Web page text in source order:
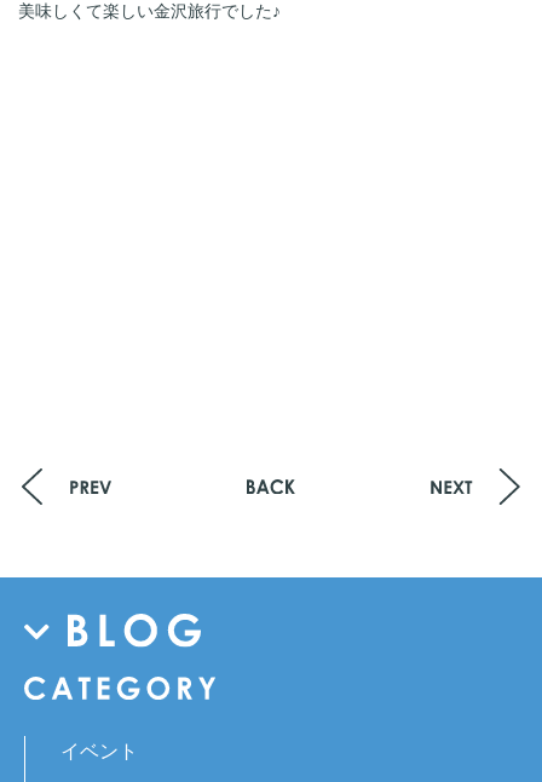
美味しくて楽しい金沢旅行でした♪
イベント